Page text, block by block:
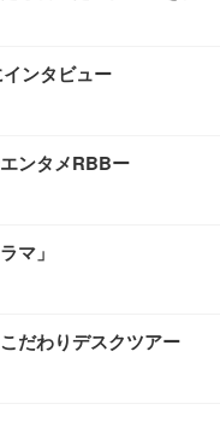
ンタビュー
ンタメRBBー
マ」
だわりデスクツアー